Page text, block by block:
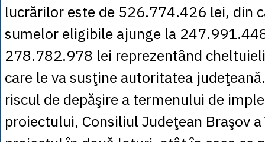
lucrărilor este de 526.774.426 lei, din
sumelor eligibile ajunge la
278.782.978 lei reprezentând
care le va susţine autoritatea
riscul de depăşire a termenului de
proiectului, Consiliul Judeţean Braşov